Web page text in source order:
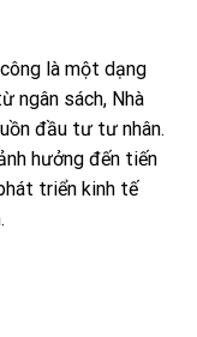
là một dạng
ngân sách, Nhà
đầu tư tư nhân.
hưởng đến tiến
triển kinh tế